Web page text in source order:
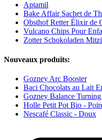
Aptamil
Bake Affair Sachet de
Obsthof Retter Élixir de
Vulcano Chips Pour
Zotter Schokoladen
Nouveaux produits:
Gozney Arc Booster
Baci Chocolats au Lait
Gozney Balance Turning
Holle Petit Pot Bio -
Nescafé Classic - Doux